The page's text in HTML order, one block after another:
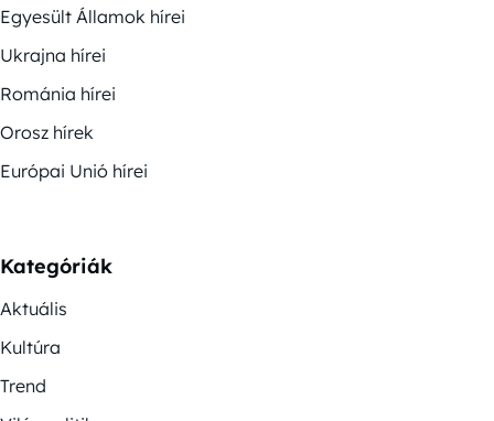
Egyesült Államok hírei
Ukrajna hírei
Románia hírei
Orosz hírek
Európai Unió hírei
Kategóriák
Aktuális
Kultúra
Trend